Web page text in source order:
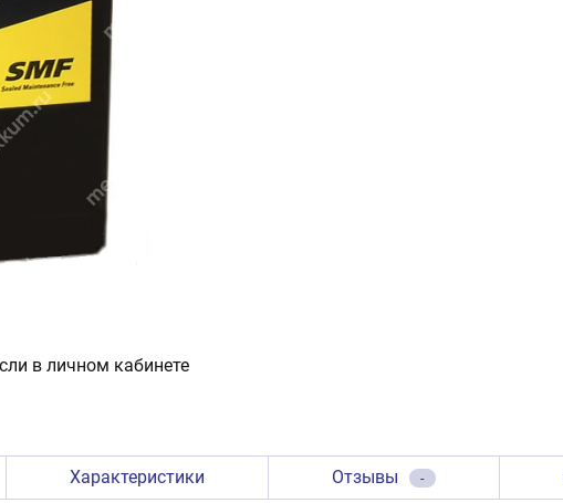
в личном кабинете
Характеристики Отзывы -